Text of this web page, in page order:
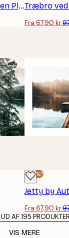
Blomstring i skumringen PlakatTræbro ved
Fra 67,90 kr.
-30%*
Jetty by
Fra 67,90 kr.
VIS MERE
AF 195 PRODUKTER